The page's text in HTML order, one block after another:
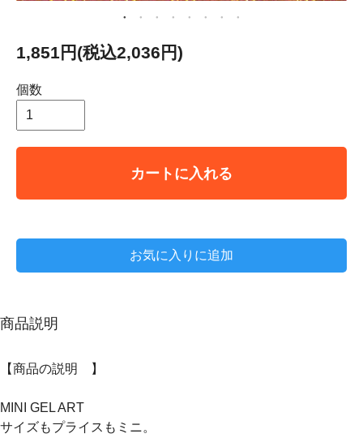
1,851円(税込2,036円)
個数
カートに入れる
お気に入りに追加
商品説明
【商品の説明 】
MINI GEL ART
サイズもプライスもミニ。